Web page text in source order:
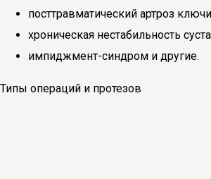
посттравматический артроз
хроническая нестабильность
импиджмент-синдром и другие.
Типы операций и протезов